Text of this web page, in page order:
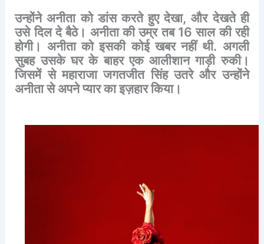
उन्होंने अनीता को डांस करते हुए देखा,और देखते ही
उसे दिल दे बैठे। अनीता की उम्र तब16साल की रही
होगी। अनीता को इसकी कोई खबर नहीं थी. अगली
सुबह उसके घर के बाहर एक आलीशान गाड़ी रुकी।
जिसमें से महाराजा जगतजीत सिंह उतरे और उन्होंने
अनीतासेअपनेप्यारकाइज़हारकिया।